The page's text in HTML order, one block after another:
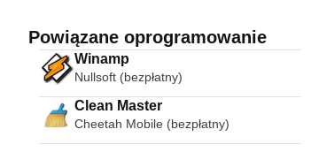
Powiązane oprogramowanie
Winamp
Nullsoft (bezpłatny)
Clean Master
Cheetah Mobile (bezpłatny)